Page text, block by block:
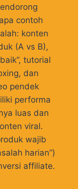
contoh
konten
(A vs B),
tutorial
dan
pendek
performa
luas dan
viral.
wajib
harian”)
affiliate.